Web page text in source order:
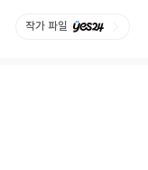
작가 파일